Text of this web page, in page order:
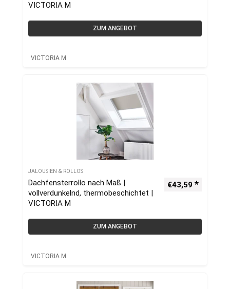
VICTORIA M
ZUM ANGEBOT
VICTORIA M
JALOUSIEN & ROLLOS
Dachfensterrollo nach Maß |
vollverdunkelnd, thermobeschichtet |
VICTORIA M
€43,59
ZUM ANGEBOT
VICTORIA M